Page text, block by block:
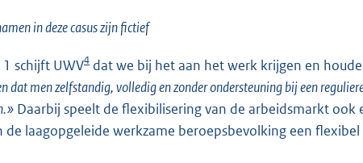
in deze casus zijn fictief
schijft UWV4 dat we bij het aan het werk krijgen en
dat men zelfstandig, volledig en zonder ondersteuning bij een
Daarbij speelt de flexibilisering van de arbeidsmarkt ook
de laagopgeleide werkzame beroepsbevolking een